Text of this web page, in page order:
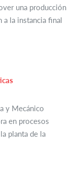
una producción
a la instancia final
y Mecánico
en procesos
planta de la